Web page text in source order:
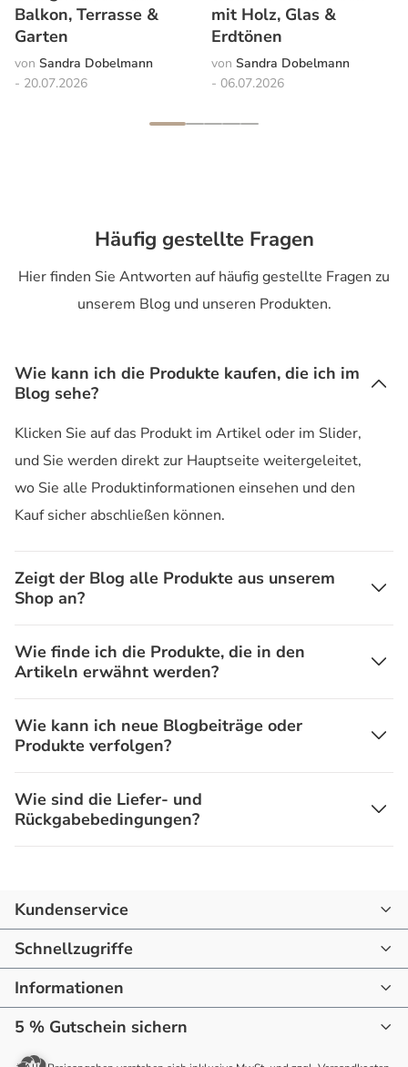
Balkon, Terrasse &
Garten
Sandra Dobelmann
20.07.2026
mit Holz, Glas &
Erdtönen
Sandra Dobelmann
06.07.2026
Häufig gestellte Fragen
Hier finden Sie Antworten auf häufig gestellte Fragen zu
unserem Blog und unseren Produkten.
Wie kann ich die Produkte kaufen, die ich im
Blog sehe?
Klicken Sie auf das Produkt im Artikel oder im Slider,
und Sie werden direkt zur Hauptseite weitergeleitet,
wo Sie alle Produktinformationen einsehen und den
Kauf sicher abschließen können.
Zeigt der Blog alle Produkte aus unserem
Shop an?
Wie finde ich die Produkte, die in den
Artikeln erwähnt werden?
Wie kann ich neue Blogbeiträge oder
Produkte verfolgen?
Wie sind die Liefer- und
Rückgabebedingungen?
Kundenservice
07144 - 866190
mail@raum-blick.de
Montag - Freitag
10:00 - 16:00 Uhr
Schnellzugriffe
Startseite
Drinnen
Informationen
Startseite
5 % Gutschein sichern
Jetzt anmelden und sparen. Verpassen